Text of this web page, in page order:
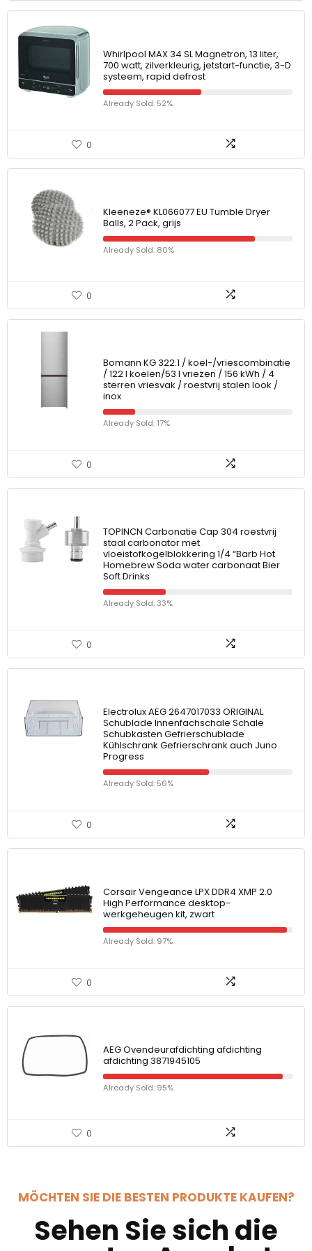
Whirlpool MAX 34 SL Magnetron, 13 liter,
700 watt, zilverkleurig, jetstart-functie, 3-D
systeem, rapid defrost
Already Sold: 52%
0
Kleeneze® KL066077 EU Tumble Dryer
Balls, 2 Pack, grijs
Already Sold: 80%
0
Bomann KG 322.1 / koel-/vriescombinatie
/ 122 l koelen/53 l vriezen / 156 kWh / 4
sterren vriesvak / roestvrij stalen look /
inox
Already Sold: 17%
0
TOPINCN Carbonatie Cap 304 roestvrij
staal carbonator met
vloeistofkogelblokkering 1/4 “Barb Hot
Homebrew Soda water carbonaat Bier
Soft Drinks
Already Sold: 33%
0
Electrolux AEG 2647017033 ORIGINAL
Schublade Innenfachschale Schale
Schubkasten Gefrierschublade
Kühlschrank Gefrierschrank auch Juno
Progress
Already Sold: 56%
0
Corsair Vengeance LPX DDR4 XMP 2.0
High Performance desktop-
werkgeheugen kit, zwart
Already Sold: 97%
0
AEG Ovendeurafdichting afdichting
afdichting 3871945105
Already Sold: 95%
0
MÖCHTEN SIE DIE BESTEN PRODUKTE KAUFEN?
Sehen Sie sich die